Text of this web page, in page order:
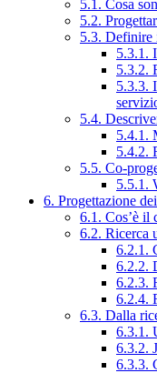
5.1. Cosa
5.2.
5.3. Definire
5.3.1.
5.3.2.
5.3.3.
5.4.
5.4.1.
5.4.2.
5.5. Co-
5.5.1.
6. Progettazione
6.1. Cos’è il
6.2. Ricerca
6.2.1.
6.2.2.
6.2.3.
6.2.4.
6.3. Dalla
6.3.1.
6.3.2.
6.3.3.